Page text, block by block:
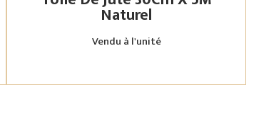
Naturel
Vendu à l'unité